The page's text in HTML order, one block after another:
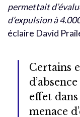
permettait
d’expulsion à
éclaire David
Certains
effet
menace